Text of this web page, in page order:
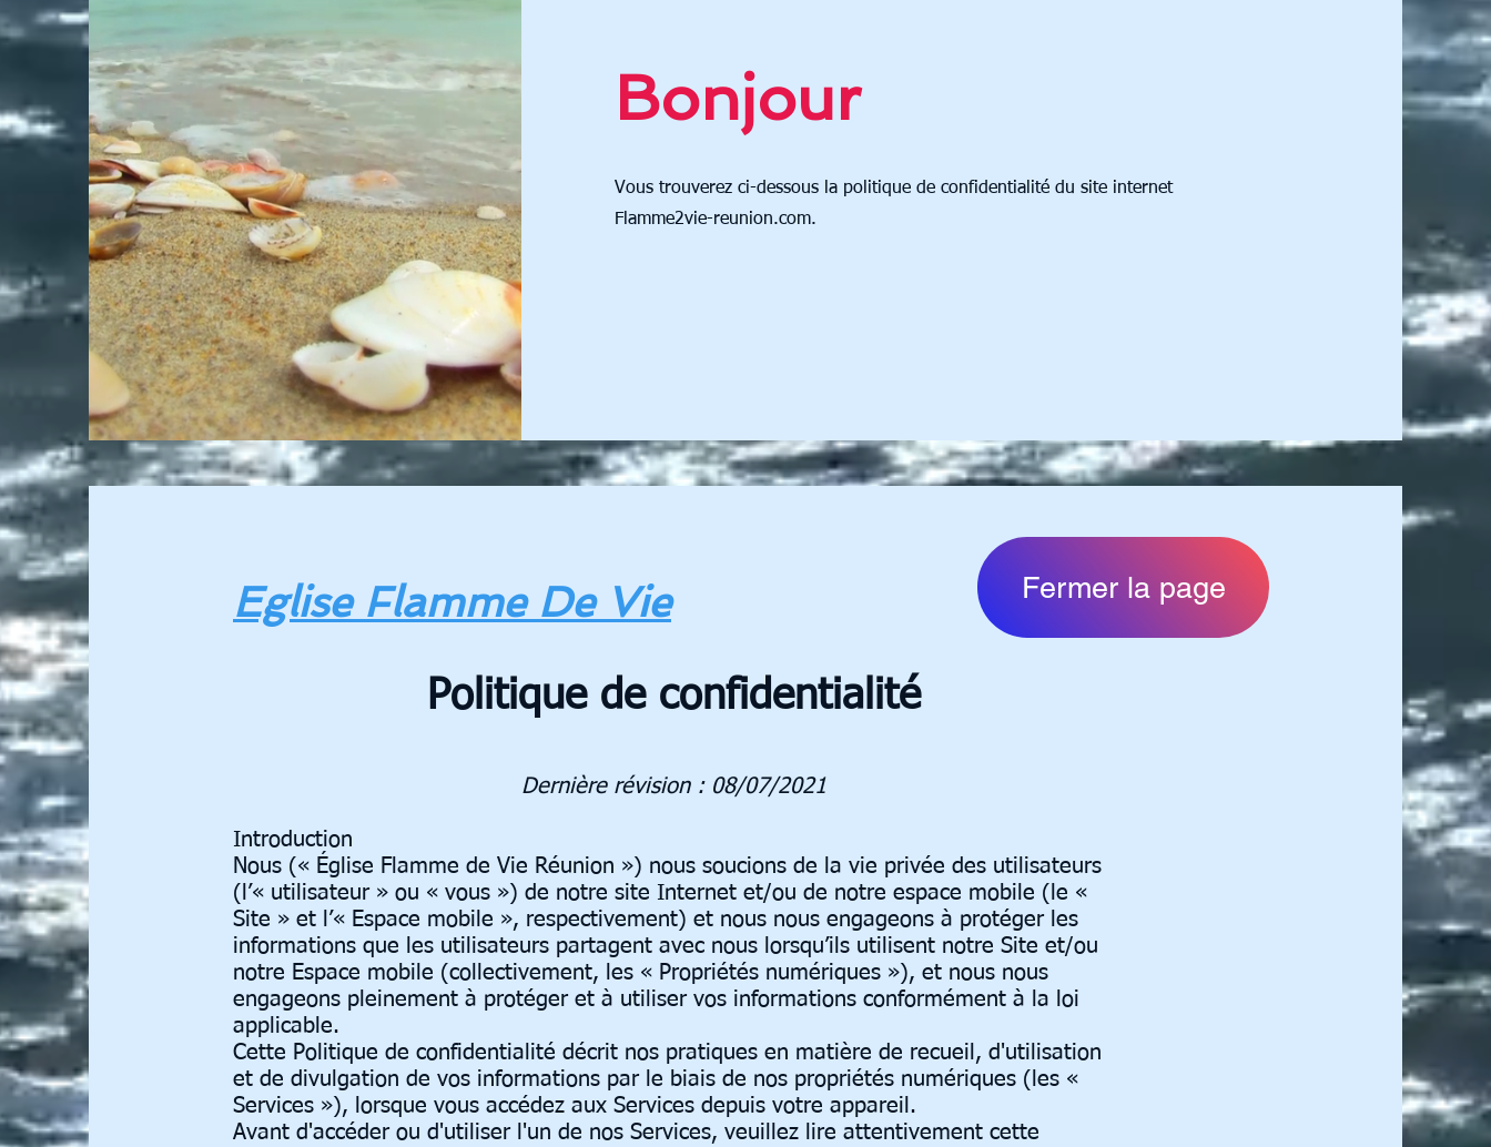
Bonjour
Vous trouverez ci-dessous la politique de confidentialité du site internet
Flamme2vie-reunion.com.
Eglise Flamme De Vie Fermer la page
Politique de confidentialité
Dernière révision : 08/07/2021
Introduction
Nous (« Église Flamme de Vie Réunion ») nous soucions de la vie privée des utilisateurs
(l’« utilisateur » ou « vous ») de notre site Internet et/ou de notre espace mobile (le «
Site » et l’« Espace mobile », respectivement) et nous nous engageons à protéger les
informations que les utilisateurs partagent avec nous lorsqu’ils utilisent notre Site et/ou
notre Espace mobile (collectivement, les « Propriétés numériques »), et nous nous
engageons pleinement à protéger et à utiliser vos informations conformément à la loi
applicable.
Cette Politique de confidentialité décrit nos pratiques en matière de recueil, d'utilisation
et de divulgation de vos informations par le biais de nos propriétés numériques (les «
Services »), lorsque vous accédez aux Services depuis votre appareil.
Avant d'accéder ou d'utiliser l'un de nos Services, veuillez lire attentivement cette